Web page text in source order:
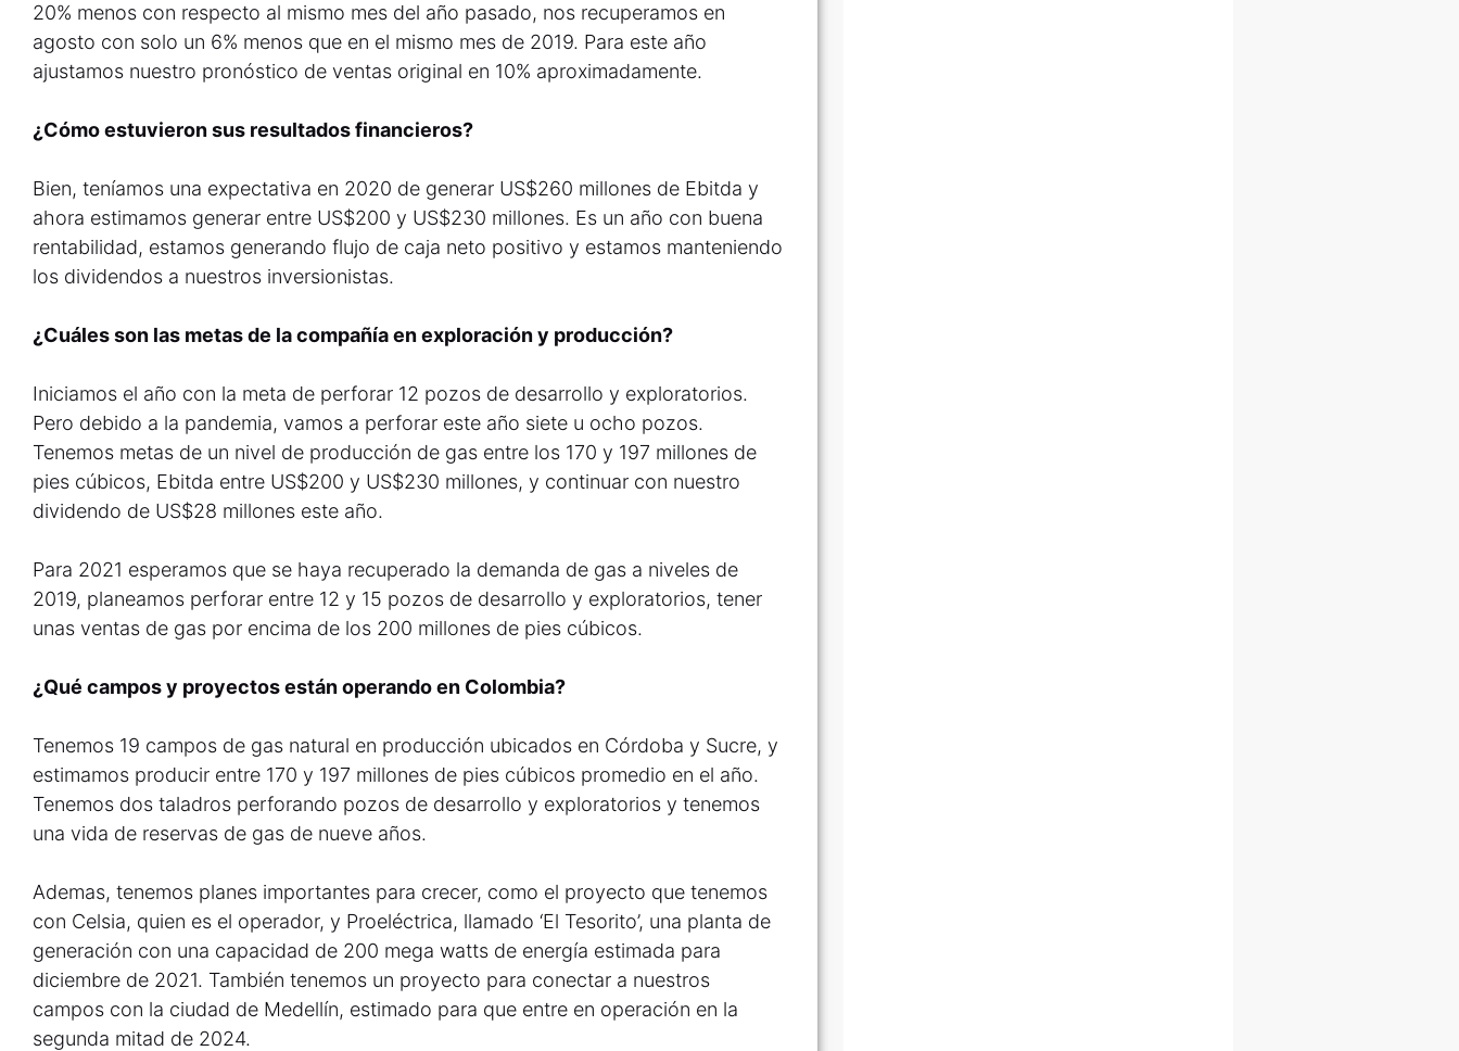
20% menos con respecto al mismo mes del año pasado, nos recuperamos en
agosto con solo un 6% menos que en el mismo mes de 2019. Para este año
ajustamos nuestro pronóstico de ventas original en 10% aproximadamente.
¿Cómo estuvieron sus resultados financieros?
Bien, teníamos una expectativa en 2020 de generar US$260 millones de Ebitda y
ahora estimamos generar entre US$200 y US$230 millones. Es un año con buena
rentabilidad, estamos generando flujo de caja neto positivo y estamos manteniendo
los dividendos a nuestros inversionistas.
¿Cuáles son las metas de la compañía en exploración y producción?
Iniciamos el año con la meta de perforar 12 pozos de desarrollo y exploratorios.
Pero debido a la pandemia, vamos a perforar este año siete u ocho pozos.
Tenemos metas de un nivel de producción de gas entre los 170 y 197 millones de
pies cúbicos, Ebitda entre US$200 y US$230 millones, y continuar con nuestro
dividendo de US$28 millones este año.
Para 2021 esperamos que se haya recuperado la demanda de gas a niveles de
2019, planeamos perforar entre 12 y 15 pozos de desarrollo y exploratorios, tener
unas ventas de gas por encima de los 200 millones de pies cúbicos.
¿Qué campos y proyectos están operando en Colombia?
Tenemos 19 campos de gas natural en producción ubicados en Córdoba y Sucre, y
estimamos producir entre 170 y 197 millones de pies cúbicos promedio en el año.
Tenemos dos taladros perforando pozos de desarrollo y exploratorios y tenemos
una vida de reservas de gas de nueve años.
Ademas, tenemos planes importantes para crecer, como el proyecto que tenemos
con Celsia, quien es el operador, y Proeléctrica, llamado ‘El Tesorito’, una planta de
generación con una capacidad de 200 mega watts de energía estimada para
diciembre de 2021. También tenemos un proyecto para conectar a nuestros
campos con la ciudad de Medellín, estimado para que entre en operación en la
segunda mitad de 2024.